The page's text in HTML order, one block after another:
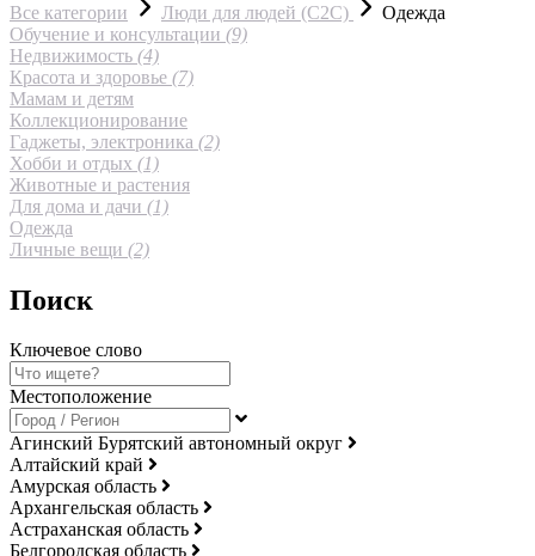
Все категории Люди для людей (С2С)
Одежда
Обучение и консультации (9)
Недвижимость (4)
Красота и здоровье (7)
Мамам и детям
Коллекционирование
Гаджеты, электроника (2)
Хобби и отдых (1)
Животные и растения
Для дома и дачи (1)
Одежда
Личные вещи (2)
Поиск
Ключевое слово
Местоположение
Агинский Бурятский автономный округ
Алтайский край
Амурская область
Архангельская область
Астраханская область
Белгородская область